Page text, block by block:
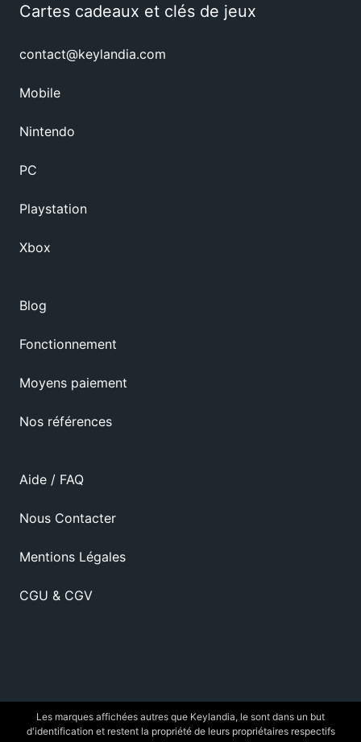
Cartes cadeaux et clés de jeux
contact@keylandia.com
Mobile
Nintendo
PC
Playstation
Xbox
Blog
Fonctionnement
Moyens paiement
Nos références
Aide / FAQ
Nous Contacter
Mentions Légales
CGU & CGV
Les marques affichées autres que Keylandia, le sont dans un but
d'identification et restent la propriété de leurs propriétaires respectifs